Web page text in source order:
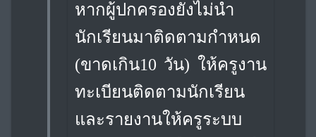
หากผู้ปกครองยังไม่นำ
นักเรียนมาติดตามกำหนด
(ขาดเกิน10 วัน) ให้ครูงาน
ทะเบียนติดตามนักเรียน
และรายงานให้ครูระบบ